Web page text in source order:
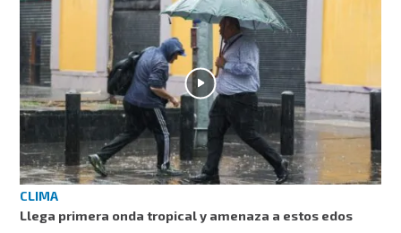
CLIMA
Llega primera onda tropical y amenaza a estos edos